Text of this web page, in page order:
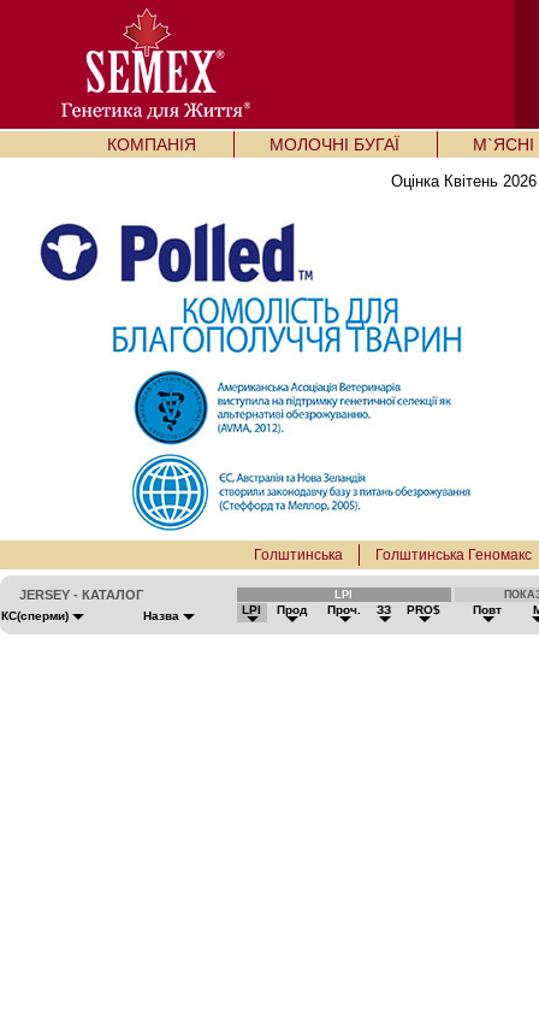
КОМПАНІЯ МОЛОЧНІ БУГАЇ М`ЯСНІ
Оцінка Квітень
Голштинська Голштинська Геномакс
JERSEY - КАТАЛОГ LPI
КС(сперми) Назва LPI Прод Проч. ЗЗ PRO$ Повт